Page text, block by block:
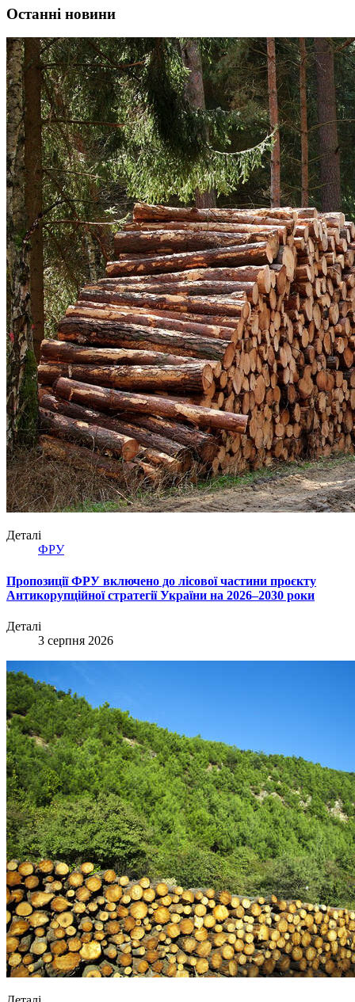
Останні новини
Деталі
ФРУ
Пропозиції ФРУ включено до лісової частини проєкту
Антикорупційної стратегії України на 2026–2030 роки
Деталі
3 серпня 2026